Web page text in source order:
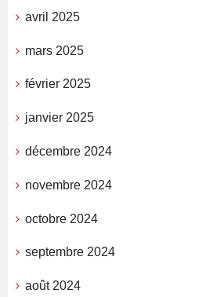
avril 2025
mars 2025
février 2025
janvier 2025
décembre 2024
novembre 2024
octobre 2024
septembre 2024
août 2024